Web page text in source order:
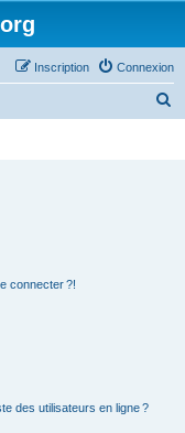
Connexion
Inscription
connecter ?!
des utilisateurs en ligne ?